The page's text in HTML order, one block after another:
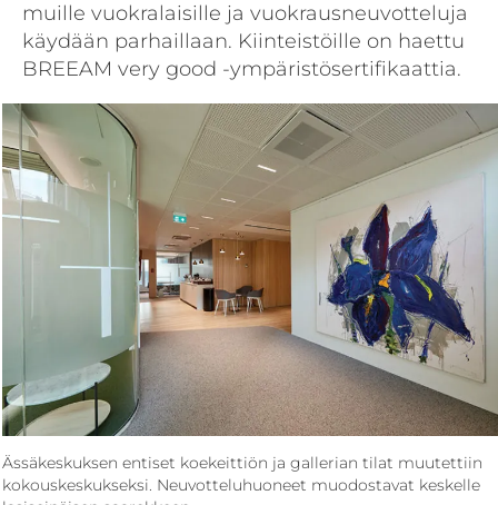
muille vuokralaisille ja vuokrausneuvotteluja
käydään parhaillaan. Kiinteistöille on haettu
BREEAM very good -ympäristösertifikaattia.
Ässäkeskuksen entiset koekeittiön ja gallerian tilat muutettiin
kokouskeskukseksi. Neuvotteluhuoneet muodostavat keskelle